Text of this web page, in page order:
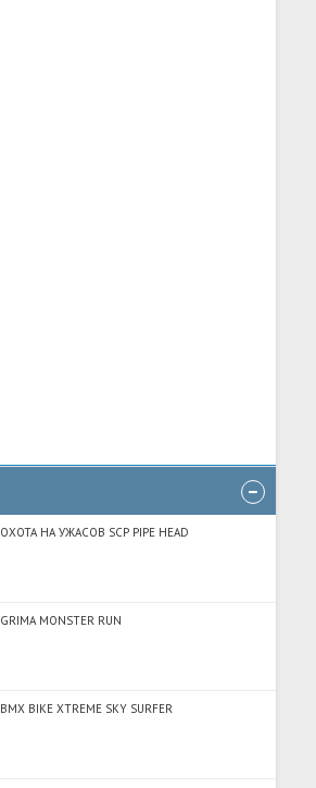
ОХОТА НА УЖАСОВ SCP PIPE HEAD
GRIMA MONSTER RUN
BMX BIKE XTREME SKY SURFER